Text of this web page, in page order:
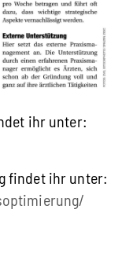
ihr unter:
findet ihr unter: